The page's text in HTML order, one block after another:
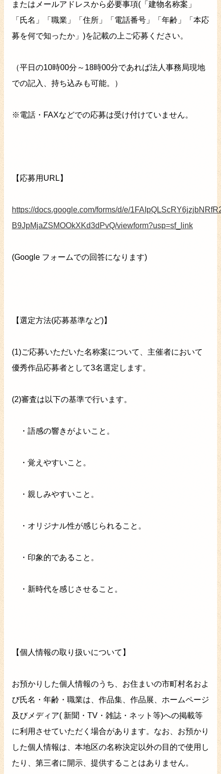
またはメールアドレスから必要事項(「建物名称案」
「氏名」「職業」「住所」「電話番号」「年齢」「本応
募を何で知ったか」)を記載の上ご応募ください。
（平日の10時00分～18時00分であれば法人事務局現地
での記入、持ち込みも可能。）
※電話・FAXなどでの応募は受け付けていません。
【応募用URL】
https://docs.google.com/forms/d/e/
B9JpMjaZSMOOkXKd3dPvQ/viewform?usp=sf_link
(Google フォームでの回答になります)
【選定方法(応募基準など)】
(1)ご応募いただいた名称案について、主催者において
優秀作品応募者として3名選定します。
(2)審査は以下の基準で行います。
・語感の響きがよいこと。
・覚えやすいこと。
・親しみやすいこと。
・オリジナル性が感じられること。
・印象的であること。
・新時代を感じさせること。
【個人情報の取り扱いについて】
お預かりした個人情報のうち、お住まいの市町村名およ
び氏名・年齢・職業は、作品集、作品展、ホームページ
及びメディア( 新聞・TV・雑誌・ネット等)への掲載等
に利用させていただく場合があります。なお、お預かり
した個人情報は、本地区の名称決定以外の目的で使用し
たり、第三者に開示、提供することはありません。